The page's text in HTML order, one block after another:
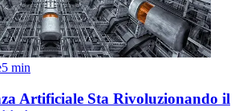
5 min
Artificiale Sta Rivoluzionando il